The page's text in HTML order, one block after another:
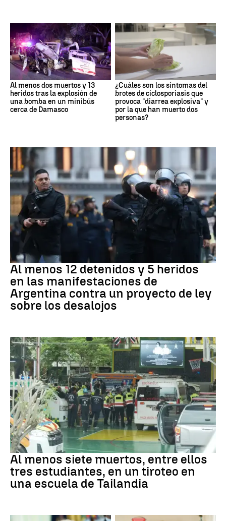
Al menos dos muertos y 13
heridos tras la explosión de
una bomba en un minibús
cerca de Damasco
¿Cuáles son los síntomas del
brotes de ciclosporiasis que
provoca "diarrea explosiva" y
por la que han muerto dos
personas?
Protestas
Al menos 12 detenidos y 5 heridos
en las manifestaciones de
Argentina contra un proyecto de ley
sobre los desalojos
Tailandia
Al menos siete muertos, entre ellos
tres estudiantes, en un tiroteo en
una escuela de Tailandia